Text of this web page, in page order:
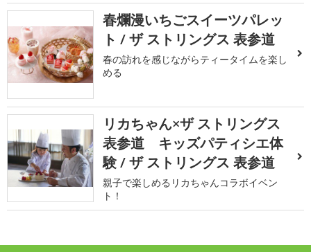
春爛漫いちごスイーツパレッ
ト / ザ ストリングス 表参道
春の訪れを感じながらティータイムを楽し
める
リカちゃん×ザ ストリングス
表参道 キッズパティシエ体
験 / ザ ストリングス 表参道
親子で楽しめるリカちゃんコラボイベン
ト！